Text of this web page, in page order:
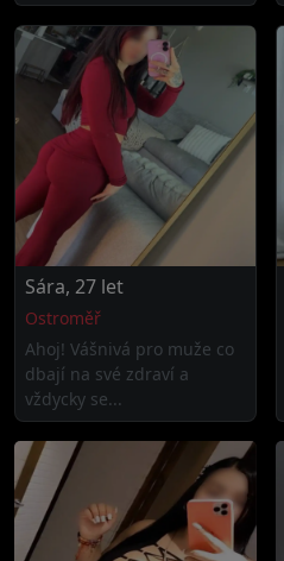
Sára, 27 let
Ostroměř
Ahoj! Vášnivá pro muže co
dbají na své zdraví a
vždycky se...